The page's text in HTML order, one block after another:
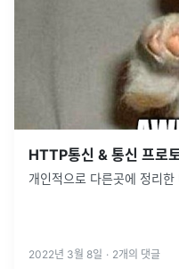
HTTP통신 & 통신 프로
개인적으로 다른곳에 정리
2022년 3월 8일 · 2개의 댓글